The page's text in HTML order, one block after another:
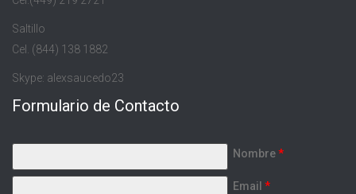
Saltillo
Cel. (844) 138 1882
Skype: alexsaucedo23
Formulario de Contacto
Nombre*
Email *